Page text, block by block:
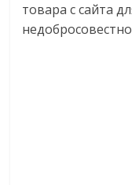
товара с сайта